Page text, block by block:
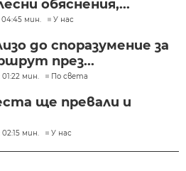
обяснения,...
мин. У нас
до споразумение за
през...
мин. По света
ще превали и
мин. У нас